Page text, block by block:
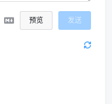
预览 发送